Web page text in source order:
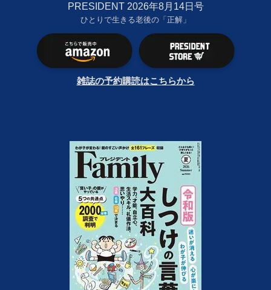
PRESIDENT 2026年8月14日号
ひとりで生きる老後の「正解」
雑誌の予約購読はこちらから